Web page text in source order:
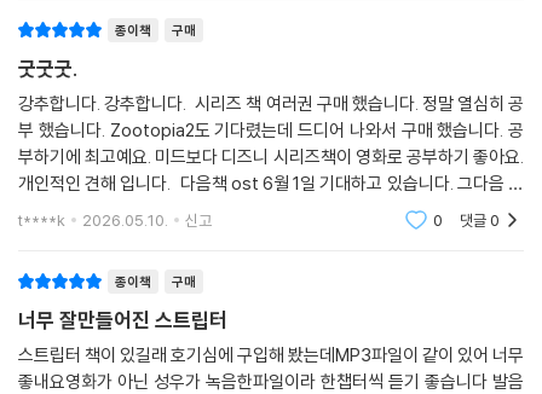
수 있죠. 모르는 단어는 오른쪽 하단에서 뜻을 확인해 보세요.
- 오디오북
디즈니 추천 성우가 녹음한 전체 대본 오디오북을 무료로 제공합니다. 길
벗 홈페이지(gilbut.co.kr)에 접속하여 ‘엘리멘탈’을 검색 후 다운로드하
거나 실시간 재생으로 들을 수 있습니다.
스크립트북에서 중요한 표현 100개를 뽑아 자세히 다룹니다. 표현이 어떤
상황에서 쓰이는지를 이해하기 쉽게 설명하고, 표현을 활용한 추가 예시문
을 보여 주어 표현이 익숙해질 수 있도록 했어요.
종이책 구매
굿굿굿.
강추합니다. 강추합니다. 시리즈 책 여러권 구매 했습니다. 정말 열심히 공
부 했습니다. Zootopia2도 기다렸는데 드디어 나와서 구매 했습니다. 공
부하기에 최고예요. 미드보다 디즈니 시리즈책이 영화로 공부하기 좋아요.
개인적인 견해 입니다. 다음책 ost 6월 1일 기대하고 있습니다. 그다음 책
은 혹시 호퍼스....?? 기대 해 볼게요.이책은 주토피아랑 엘리멘탈보다 영
t****k 2026.05.10. 신고 0 댓글0
종이책 구매
너무 잘만들어진 스트립터
스트립터 책이 있길래 호기심에 구입해 봤는데MP3파일이 같이 있어 너무
좋내요영화가 아닌 성우가 녹음한파일이라 한챕터씩 듣기 좋습니다 발음